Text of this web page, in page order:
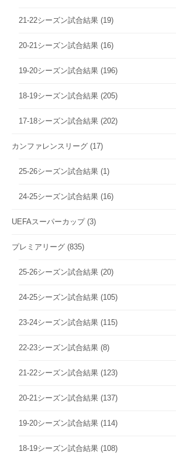
21-22シーズン試合結果 (19)
20-21シーズン試合結果 (16)
19-20シーズン試合結果 (196)
18-19シーズン試合結果 (205)
17-18シーズン試合結果 (202)
カンファレンスリーグ (17)
25-26シーズン試合結果 (1)
24-25シーズン試合結果 (16)
UEFAスーパーカップ(3)
プレミアリーグ (835)
25-26シーズン試合結果 (20)
24-25シーズン試合結果 (105)
23-24シーズン試合結果 (115)
22-23シーズン試合結果 (8)
21-22シーズン試合結果 (123)
20-21シーズン試合結果 (137)
19-20シーズン試合結果 (114)
18-19シーズン試合結果 (108)